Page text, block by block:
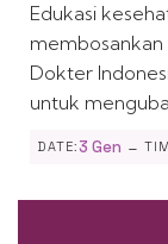
Edukasi
membosankan
Dokter
untuk
DATE:3 Gen -